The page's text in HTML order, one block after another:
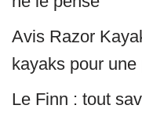
Avis Razor
kayaks pour
Le Finn : tout